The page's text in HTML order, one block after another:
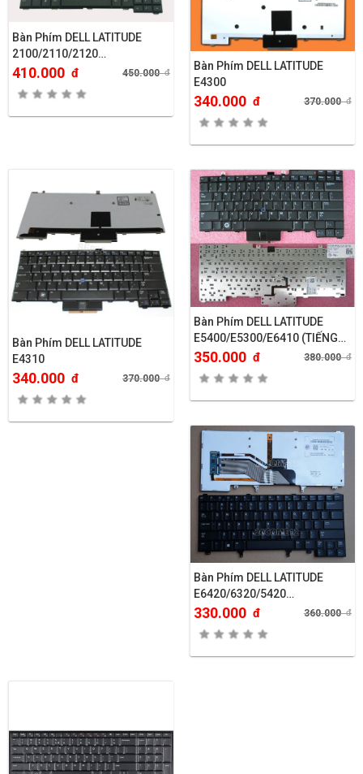
Bàn Phím DELL LATITUDE
2100/2110/2120…
410.000 đ 450.000đ
Bàn Phím DELL LATITUDE
E4300
340.000 đ 370.000đ
Bàn Phím DELL LATITUDE
E4310
340.000 đ 370.000đ
Bàn Phím DELL LATITUDE
E5400/E5300/E6410 (TIẾNG
NHẬT)
350.000 đ 380.000đ
Bàn Phím DELL LATITUDE
E6420/6320/5420…
330.000 đ 360.000đ